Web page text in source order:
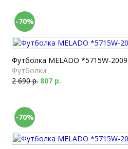
-70%
Футболка MELADO *5715W-
Футболки
2 690 р. 807 р.
-70%